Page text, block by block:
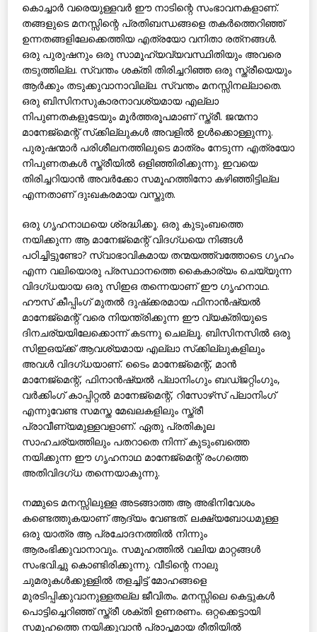
കൊച്ചാര്‍ വരെയുള്ളവര്‍ ഈ നാടിന്റെ സംഭാവനകളാണ്.
തങ്ങളുടെ മനസ്സിന്റെ പ്രതിബന്ധങ്ങളെ തകര്‍ത്തെറിഞ്ഞ്
ഉന്നതങ്ങളിലേക്കെത്തിയ എത്രയോ വനിതാ രത്‌നങ്ങള്‍.
ഒരു പുരുഷനും ഒരു സാമൂഹ്യവ്യവസ്ഥിതിയും അവരെ
തടുത്തില്ല. സ്വന്തം ശക്തി തിരിച്ചറിഞ്ഞ ഒരു സ്ത്രീയെയും
ആര്‍ക്കും തടുക്കുവാനാവില്ല. സ്വന്തം മനസ്സിനല്ലാതെ.
ഒരു ബിസിനസുകാരനാവശ്യമായ എല്ലാ
നിപുണതകളുടേയും മൂര്‍ത്തരൂപമാണ് സ്ത്രീ. ജന്മനാ
മാനേജ്‌മെന്റ് സ്‌ക്കില്ലുകള്‍ അവളില്‍ ഉള്‍ക്കൊള്ളുന്നു.
പുരുഷന്മാര്‍ പരിശീലനത്തിലുടെ മാത്രം നേടുന്ന എത്രയോ
നിപുണതകള്‍ സ്ത്രീയില്‍ ഒളിഞ്ഞിരിക്കുന്നു. ഇവയെ
തിരിച്ചറിയാന്‍ അവര്‍ക്കോ സമൂഹത്തിനോ കഴിഞ്ഞിട്ടില്ല
എന്നതാണ് ദുഃഖകരമായ വസ്തുത.
ഒരു ഗൃഹനാഥയെ ശ്രദ്ധിക്കൂ. ഒരു കുടുംബത്തെ
നയിക്കുന്ന ആ മാനേജ്‌മെന്റ് വിദഗ്ധയെ നിങ്ങള്‍
പഠിച്ചിട്ടുണ്ടോ? സ്വാഭാവികമായ തന്മയത്ത്വത്തോടെ ഗൃഹം
എന്ന വലിയൊരു പ്രസ്ഥാനത്തെ കൈകാര്യം ചെയ്യുന്ന
വിദഗ്ധയായ ഒരു സിഇഒ തന്നെയാണ് ഈ ഗൃഹനാഥ.
ഹൗസ് കീപ്പിംഗ് മുതല്‍ ദുഷ്‌ക്കരമായ ഫിനാന്‍ഷ്യല്‍
മാനേജ്‌മെന്റ് വരെ നിയന്ത്രിക്കുന്ന ഈ വ്യക്തിയുടെ
ദിനചര്യയിലേക്കൊന്ന് കടന്നു ചെല്ലൂ. ബിസിനസില്‍ ഒരു
സിഇഒയ്ക്ക് ആവശ്യമായ എല്ലാ സ്‌ക്കില്ലുകളിലും
അവള്‍ വിദഗ്ധയാണ്. ടൈം മാനേജ്‌മെന്റ്, മാന്‍
മാനേജ്‌മെന്റ്, ഫിനാന്‍ഷ്യല്‍ പ്ലാനിംഗും ബഡ്ജറ്റിംഗും,
വര്‍ക്കിംഗ് കാപ്പിറ്റല്‍ മാനേജ്‌മെന്റ്, റിസോഴ്‌സ് പ്ലാനിംഗ്
എന്നുവേണ്ട സമസ്ത മേഖലകളിലും സ്ത്രീ
പ്രാവീണ്യമുള്ളവളാണ്. ഏതു പ്രതികൂല
സാഹചര്യത്തിലും പതറാതെ നിന്ന് കുടുംബത്തെ
നയിക്കുന്ന ഈ ഗൃഹനാഥ മാനേജ്‌മെന്റ് രംഗത്തെ
അതിവിദഗ്ധ തന്നെയാകുന്നു.
നമ്മുടെ മനസ്സിലുള്ള അടങ്ങാത്ത ആ അഭിനിവേശം
കണ്ടെത്തുകയാണ് ആദ്യം വേണ്ടത്. ലക്ഷ്യബോധമുള്ള
ഒരു യാത്ര ആ പ്രചോദനത്തില്‍ നിന്നും
ആരംഭിക്കുവാനാവും. സമൂഹത്തില്‍ വലിയ മാറ്റങ്ങള്‍
സംഭവിച്ചു കൊണ്ടിരിക്കുന്നു. വീടിന്റെ നാലു
ചുമരുകള്‍ക്കുള്ളില്‍ തളച്ചിട്ട് മോഹങ്ങളെ
മുരടിപ്പിക്കുവാനുള്ളതല്ല ജീവിതം. മനസ്സിലെ കെട്ടുകള്‍
പൊട്ടിച്ചെറിഞ്ഞ് സ്ത്രീ ശക്തി ഉണരണം. ഒറ്റക്കെട്ടായി
സമൂഹത്തെ നയിക്കുവാന്‍ പ്രാപ്തമായ രീതിയില്‍